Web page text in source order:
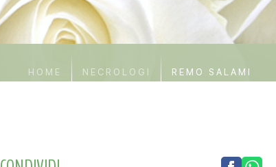
HOME NECROLOGI REMO SALAMI